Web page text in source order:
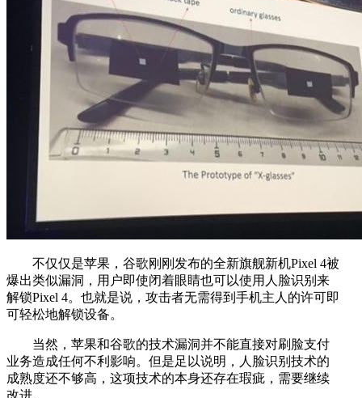
不仅仅是苹果，谷歌刚刚发布的全新旗舰新机Pixel 4被
爆出类似漏洞，用户即使闭着眼睛也可以使用人脸识别来
解锁Pixel 4。也就是说，攻击者无需得到手机主人的许可即
可轻松地解锁设备。
当然，苹果和谷歌的技术漏洞并不能直接对刷脸支付
业务造成任何不利影响。但是足以说明，人脸识别技术的
成熟度还不够高，这项技术的本身还存在瑕疵，需要继续
改进。